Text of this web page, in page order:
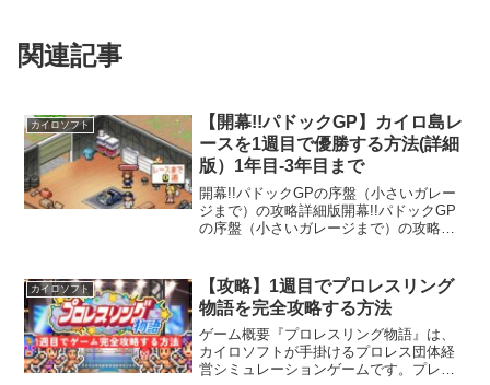
関連記事
カイロソフト
【開幕!!パドックGP】カイロ島レ
ースを1週目で優勝する方法(詳細
版）1年目-3年目まで
開幕!!パドックGPの序盤（小さいガレー
ジまで）の攻略詳細版開幕!!パドックGP
の序盤（小さいガレージまで）の攻略詳
レージまで）の詳細攻略記事はこちら序
盤～終盤までを網...
カイロソフト
【攻略】1週目でプロレスリング
物語を完全攻略する方法
ゲーム概要『プロレスリング物語』は、
カイロソフトが手掛けるプロレス団体経
営シミュレーションゲームです。プレイ